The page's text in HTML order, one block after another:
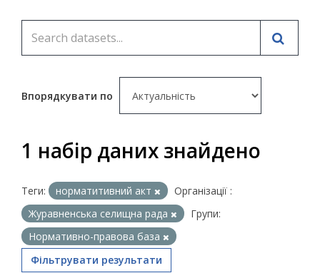
Впорядкувати по
1 набір даних знайдено
Теги: норматитивний акт
Організації :
Журавненська селищна рада
Групи:
Нормативно-правова база
Фільтрувати результати